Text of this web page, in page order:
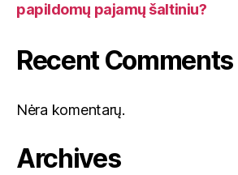
papildomų pajamų šaltiniu?
Recent Comments
Nėra komentarų.
Archives